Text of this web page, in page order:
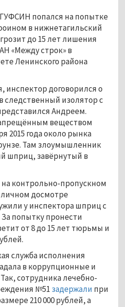
попался на попытке
в нижнетагильский
до 15 лет лишения
«Между строк» в
Ленинского района
инспектор договорился о
следственный изолятор с
Андреем.
веществом
2015 года около рынка
Там злоумышленник
шприц, завёрнутый в
контрольно-пропускном
досмотре
у инспектора шприц с
За попытку пронести
от 8 до 15 лет тюрьмы и
служба исполнения
в коррупционные и
сотрудника лечебно-
№51 задержали при
210 000 рублей, а